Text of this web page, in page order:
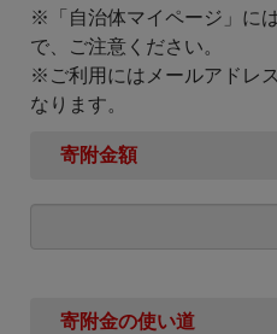
※「自治体マイページ」に
で、ご注意ください。
※ご利用にはメールアドレ
なります。
寄附金額
寄附金の使い道